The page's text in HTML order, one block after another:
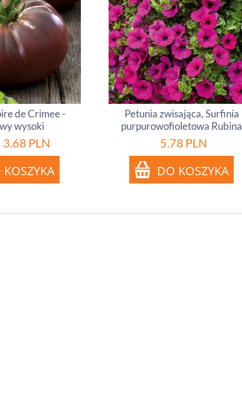
de Crimee -
wysoki
3.68 PLN
Petunia zwisająca, Surfinia
purpurowofioletowa Rubina
5.78 PLN